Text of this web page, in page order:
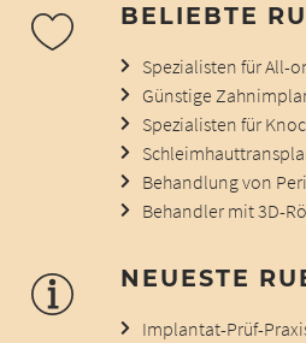
BELIEBTE
Spezialisten für All-
Günstige
Spezialisten für
Behandlung von
Behandler mit 3D-
NEUESTE
Implantat-Prüf-